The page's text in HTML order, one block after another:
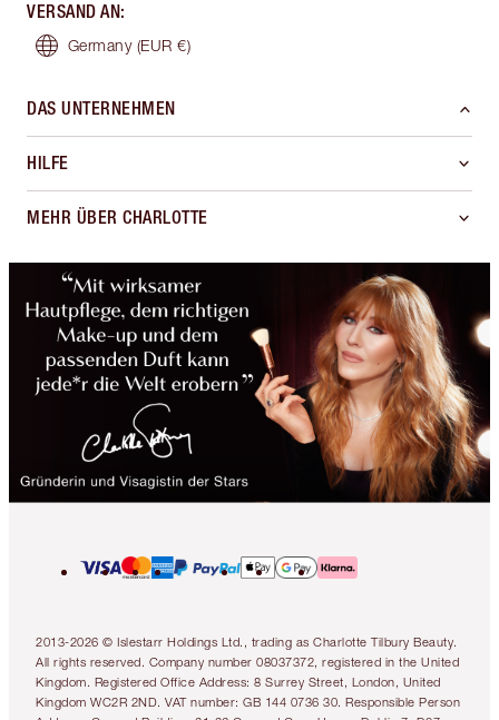
VERSAND AN:
Germany (EUR €)
DAS UNTERNEHMEN
HILFE
MEHR ÜBER CHARLOTTE
2013-2026 © Islestarr Holdings Ltd., trading as Charlotte Tilbury Beauty.
All rights reserved. Company number 08037372, registered in the United
Kingdom. Registered Office Address: 8 Surrey Street, London, United
Kingdom WC2R 2ND. VAT number: GB 144 0736 30. Responsible Person